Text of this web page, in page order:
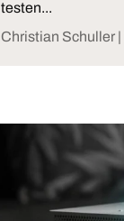
testen...
Christian Schuller |